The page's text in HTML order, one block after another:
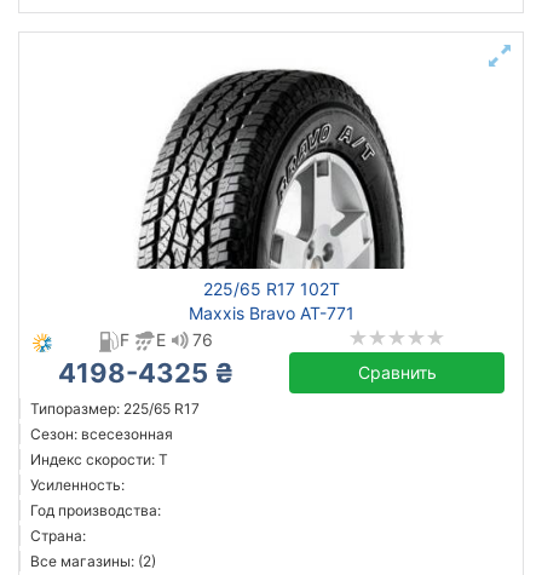
225/65 R17 102T
Maxxis Bravo AT-771
F
E 76
4198-4325 ₴ Сравнить
Типоразмер: 225/65 R17
Сезон: всесезонная
Индекс скорости: T
Усиленность:
Год производства:
Страна:
Все магазины: (2)